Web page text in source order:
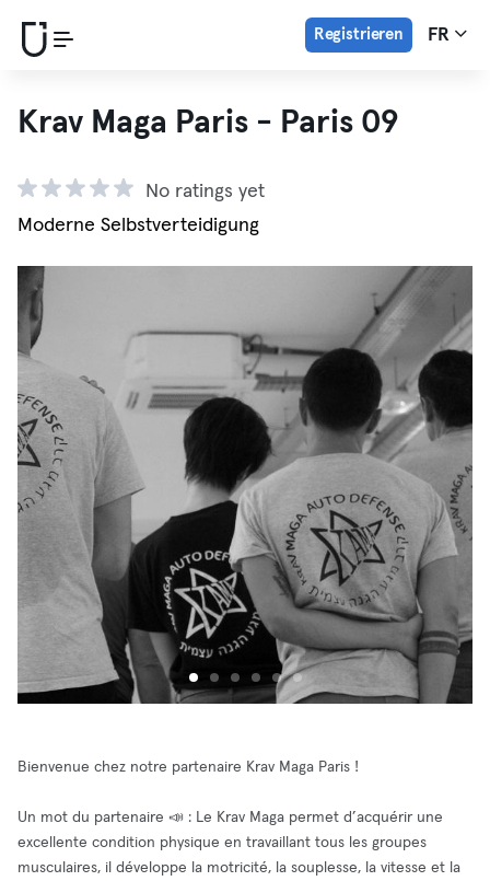
Registrieren FR
Krav Maga Paris - Paris 09
No ratings yet
Moderne Selbstverteidigung
Bienvenue chez notre partenaire Krav Maga Paris !
Un mot du partenaire 📣 : Le Krav Maga permet d’acquérir une
excellente condition physique en travaillant tous les groupes
musculaires, il développe la motricité, la souplesse, la vitesse et la